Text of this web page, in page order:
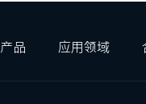
产品 应用领域